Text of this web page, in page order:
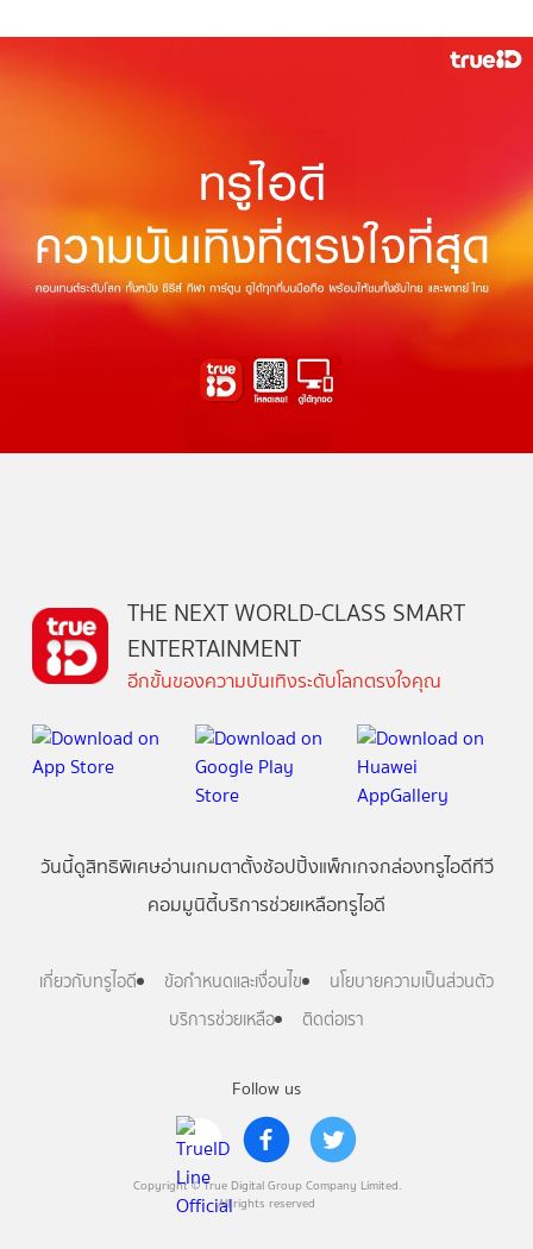
Follow us
Copyright © True Digital Group Company Limited.
All rights reserved
THE NEXT WORLD-CLASS SMART
ENTERTAINMENT
อีกขั้นของความบันเทิงระดับโลกตรงใจคุณ
วันนี้ดูสิทธิพิเศษอ่านเกมตาตั้งช้อปปิ้งแพ็กเกจกล่องทรูไอดีทีวี
คอมมูนิตี้บริการช่วยเหลือทรูไอดี
เกี่ยวกับทรูไอดี ข้อกำหนดและเงื่อนไข
นโยบายความเป็นส่วนตัว
บริการช่วยเหลือ
ติดต่อเรา